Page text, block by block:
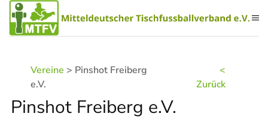
Zum Hauptinhalt springen
Vereine > Pinshot Freiberg
e.V.
<
Zurück
Pinshot Freiberg e.V.